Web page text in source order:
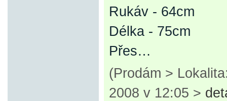
Rukáv - 64cm
Délka - 75cm
Přes…
(Prodám >
2008 v 12:05 >